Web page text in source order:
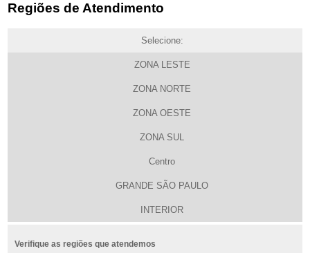
Regiões de Atendimento
Selecione:
ZONA LESTE
ZONA NORTE
ZONA OESTE
ZONA SUL
Centro
GRANDE SÃO PAULO
INTERIOR
Verifique as regiões que atendemos